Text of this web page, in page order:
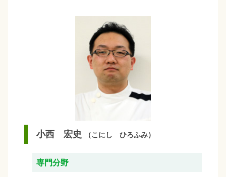
小西 宏史 （こにし ひろふみ）
専門分野